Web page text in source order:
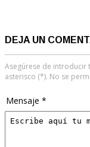
DEJA UN
Asegúrese de
asterisco (*). No se
Mensaje *